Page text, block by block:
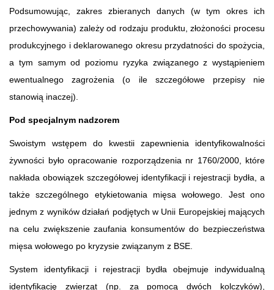
Podsumowując, zakres zbieranych danych (w tym okres ich
przechowywania) zależy od rodzaju produktu, złożoności procesu
produkcyjnego i deklarowanego okresu przydatności do spożycia,
a tym samym od poziomu ryzyka związanego z wystąpieniem
ewentualnego zagrożenia (o ile szczegółowe przepisy nie
stanowią inaczej).
Pod specjalnym nadzorem
Swoistym wstępem do kwestii zapewnienia identyfikowalności
żywności było opracowanie rozporządzenia nr 1760/2000, które
nakłada obowiązek szczegółowej identyfikacji i rejestracji bydła, a
także szczególnego etykietowania mięsa wołowego. Jest ono
jednym z wyników działań podjętych w Unii Europejskiej mających
na celu zwiększenie zaufania konsumentów do bezpieczeństwa
mięsa wołowego po kryzysie związanym z BSE.
System identyfikacji i rejestracji bydła obejmuje indywidualną
identyfikację zwierząt (np. za pomocą dwóch kolczyków),